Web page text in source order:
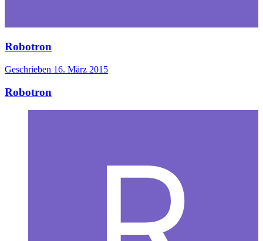
Robotron
Geschrieben 16. März 2015
Robotron